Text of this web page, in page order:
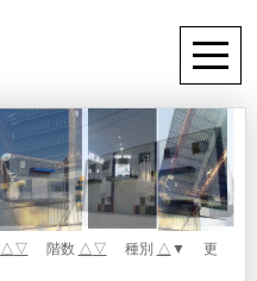
△▽ 階数 △▽ 種別 △ ▼ 更